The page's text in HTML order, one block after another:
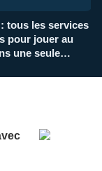
tous les services
pour jouer au
une seule